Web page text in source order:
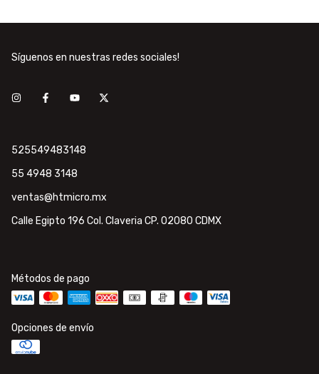
Síguenos en nuestras redes sociales!
525549483148
55 4948 3148
ventas@htmicro.mx
Calle Egipto 196 Col. Claveria CP. 02080 CDMX
Métodos de pago
Opciones de envío